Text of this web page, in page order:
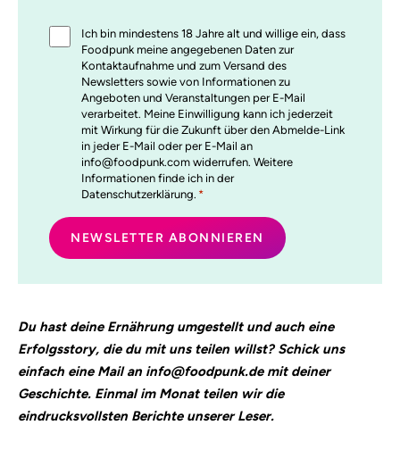
*
Ich bin mindestens 18 Jahre alt und willige ein, dass
Foodpunk meine angegebenen Daten zur
Kontaktaufnahme und zum Versand des
Newsletters sowie von Informationen zu
Angeboten und Veranstaltungen per E-Mail
verarbeitet. Meine Einwilligung kann ich jederzeit
mit Wirkung für die Zukunft über den Abmelde-Link
in jeder E-Mail oder per E-Mail an
info@foodpunk.com widerrufen. Weitere
Informationen finde ich in der
Datenschutzerklärung. *
Du hast deine Ernährung umgestellt und auch eine
Erfolgsstory, die du mit uns teilen willst? Schick uns
einfach eine Mail an info@foodpunk.de mit deiner
Geschichte. Einmal im Monat teilen wir die
eindrucksvollsten Berichte unserer Leser.